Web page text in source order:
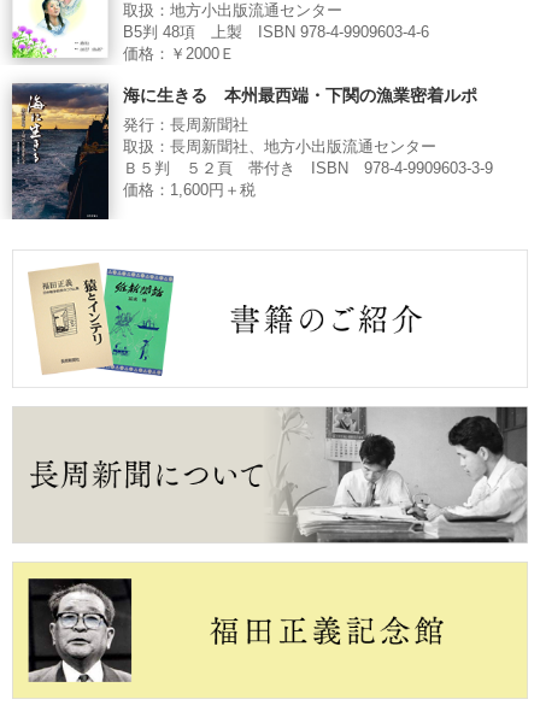
取扱：地方小出版流通センター
B5判 48項 上製 ISBN 978-4-9909603-4-6
価格：￥2000Ｅ
海に生きる 本州最西端・下関の漁業密着ルポ
発行：長周新聞社
取扱：長周新聞社、地方小出版流通センター
Ｂ５判 ５２頁 帯付き ISBN 978-4-9909603-3-9
価格：1,600円＋税